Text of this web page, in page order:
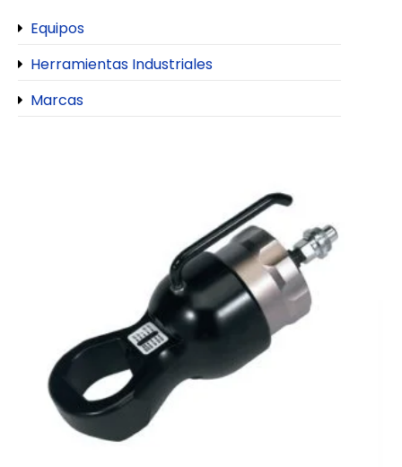
Equipos
Herramientas Industriales
Marcas